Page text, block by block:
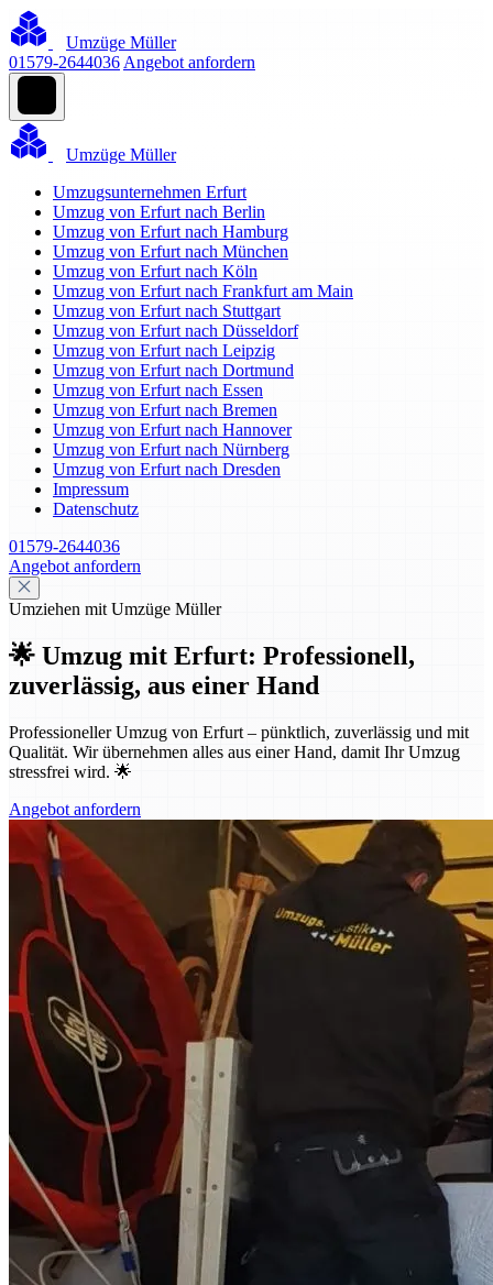
Umzüge Müller
01579-2644036 Angebot anfordern
Umzüge Müller
Umzugsunternehmen Erfurt
Umzug von Erfurt nach Berlin
Umzug von Erfurt nach Hamburg
Umzug von Erfurt nach München
Umzug von Erfurt nach Köln
Umzug von Erfurt nach Frankfurt am Main
Umzug von Erfurt nach Stuttgart
Umzug von Erfurt nach Düsseldorf
Umzug von Erfurt nach Leipzig
Umzug von Erfurt nach Dortmund
Umzug von Erfurt nach Essen
Umzug von Erfurt nach Bremen
Umzug von Erfurt nach Hannover
Umzug von Erfurt nach Nürnberg
Umzug von Erfurt nach Dresden
Impressum
Datenschutz
01579-2644036
Angebot anfordern
Umziehen mit Umzüge Müller
🌟 Umzug mit Erfurt: Professionell,
zuverlässig, aus einer Hand
Professioneller Umzug von Erfurt – pünktlich, zuverlässig und mit
Qualität. Wir übernehmen alles aus einer Hand, damit Ihr Umzug
stressfrei wird. 🌟
Angebot anfordern